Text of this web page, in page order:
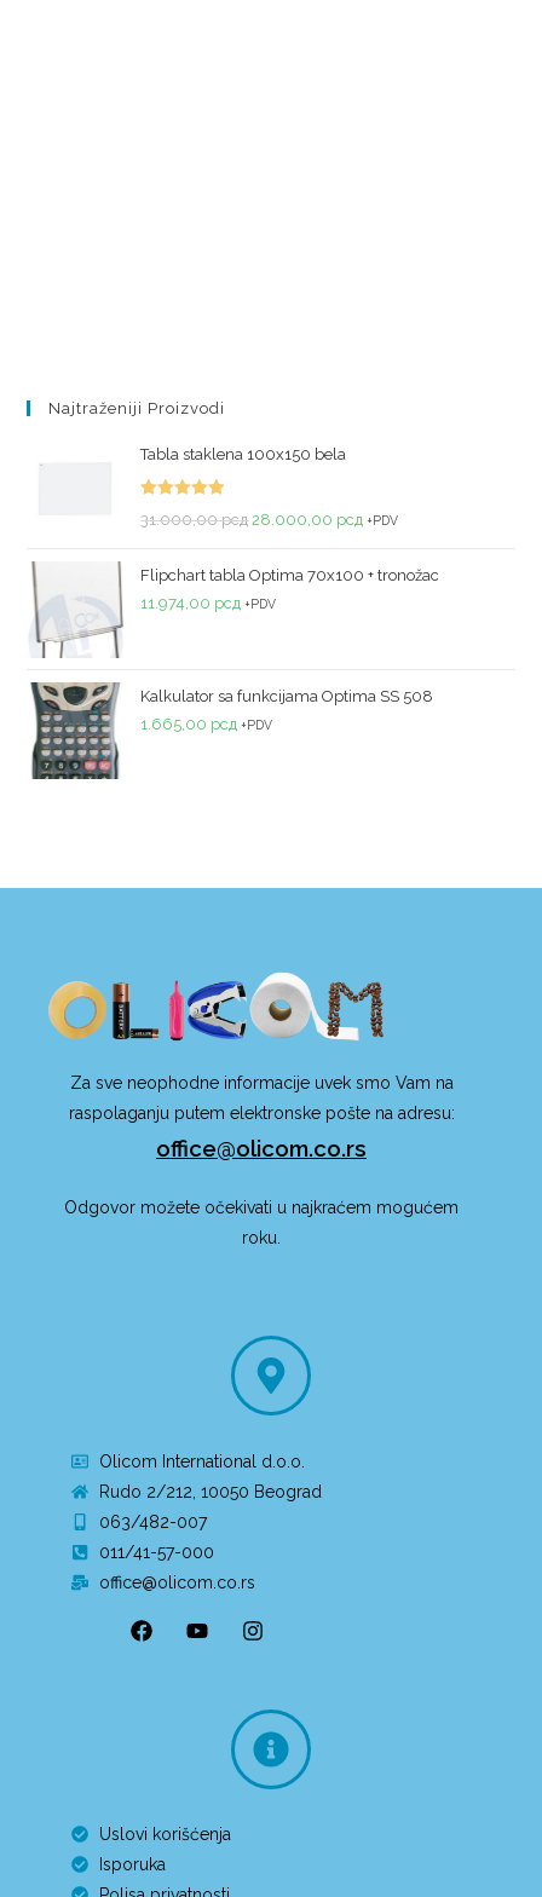
Najtraženiji Proizvodi
Tabla staklena 100x150 bela
31.000,00рсд 28.000,00 рсд +PDV
Flipchart tabla Optima 70x100 + tronožac
11.974,00 рсд +PDV
Kalkulator sa funkcijama Optima SS 508
1.665,00 рсд +PDV
Za sve neophodne informacije uvek smo Vam na
raspolaganju putem elektronske pošte na adresu:
office@olicom.co.rs
Odgovor možete očekivati u najkraćem mogućem
roku.
Olicom International d.o.o.
Rudo 2/212, 10050 Beograd
063/482-007
011/41-57-000
office@olicom.co.rs
Uslovi korišćenja
Isporuka